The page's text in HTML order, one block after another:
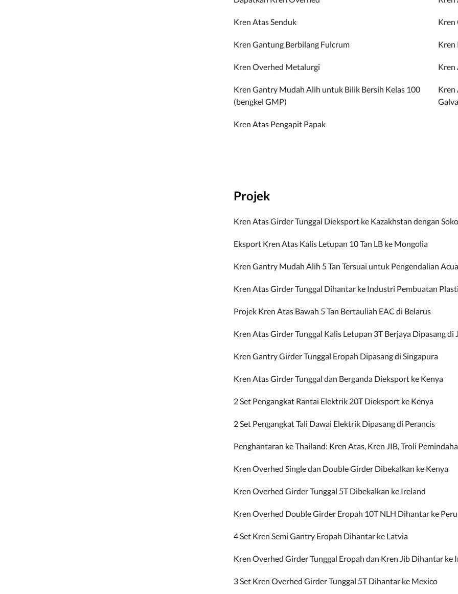
Kren Atas Senduk Kren
Kren Gantung Berbilang Fulcrum Kren
Kren Overhed Metalurgi Kren
Kren Gantry Mudah Alih untuk Bilik Bersih Kelas 100
(bengkel GMP)
Kren
Kren Atas Pengapit Papak
Projek
Kren Atas Girder Tunggal Dieksport ke Kazakhstan dengan
Eksport Kren Atas Kalis Letupan 10 Tan LB ke Mongolia
Kren Gantry Mudah Alih 5 Tan Tersuai untuk Pengendalian
Kren Atas Girder Tunggal Dihantar ke Industri Pembuatan
Projek Kren Atas Bawah 5 Tan Bertauliah EAC di Belarus
Kren Atas Girder Tunggal Kalis Letupan 3T Berjaya Dipasang di
Kren Gantry Girder Tunggal Eropah Dipasang di Singapura
Kren Atas Girder Tunggal dan Berganda Dieksport ke Kenya
2 Set Pengangkat Rantai Elektrik 20T Dieksport ke Kenya
2 Set Pengangkat Tali Dawai Elektrik Dipasang di Perancis
Penghantaran ke Thailand: Kren Atas, Kren JIB, Troli
Kren Overhed Single dan Double Girder Dibekalkan ke Kenya
Kren Overhed Girder Tunggal 5T Dibekalkan ke Ireland
Kren Overhed Double Girder Eropah 10T NLH Dihantar ke Peru
4 Set Kren Semi Gantry Eropah Dihantar ke Latvia
Kren Overhed Girder Tunggal Eropah dan Kren Jib Dihantar ke
3 Set Kren Overhed Girder Tunggal 5T Dihantar ke Mexico